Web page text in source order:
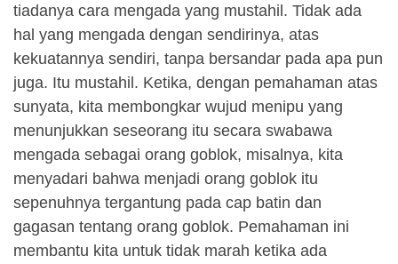
tiadanya cara mengada yang mustahil. Tidak ada
hal yang mengada dengan sendirinya, atas
kekuatannya sendiri, tanpa bersandar pada apa pun
juga. Itu mustahil. Ketika, dengan pemahaman atas
sunyata, kita membongkar wujud menipu yang
menunjukkan seseorang itu secara swabawa
mengada sebagai orang goblok, misalnya, kita
menyadari bahwa menjadi orang goblok itu
sepenuhnya tergantung pada cap batin dan
gagasan tentang orang goblok. Pemahaman ini
membantu kita untuk tidak marah ketika ada